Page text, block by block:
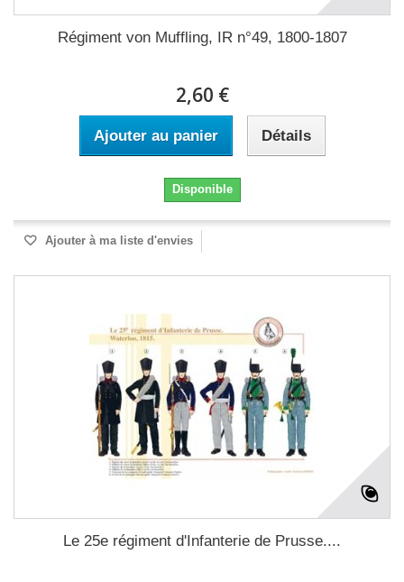
Régiment von Muffling, IR n°49, 1800-1807
2,60 €
Ajouter au panier Détails
Disponible
Ajouter à ma liste d'envies
Le 25e régiment d'Infanterie de Prusse....